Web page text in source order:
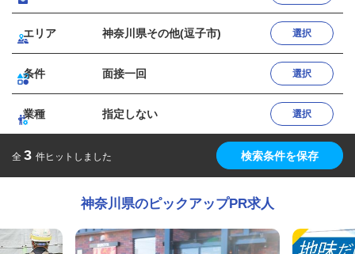
エリア 神奈川県その他(逗子市) 選択
条件 面接一回 選択
業種 指定しない 選択
全 3 件ヒットしました 検索条件を保存
神奈川県のピックアップPR求人